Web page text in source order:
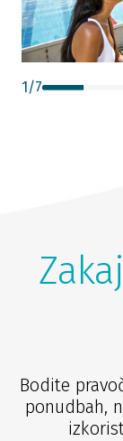
1 /7
Bodite
ponudbah,